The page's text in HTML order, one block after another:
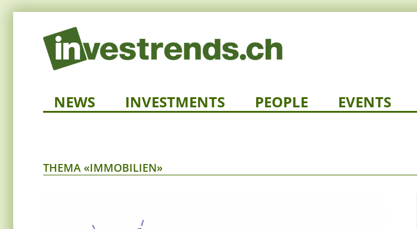
NEWS INVESTMENTS PEOPLE EVENTS
THEMA «IMMOBILIEN»